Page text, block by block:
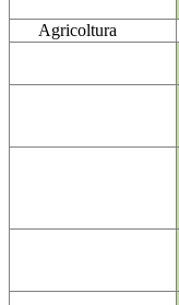
Agricoltura